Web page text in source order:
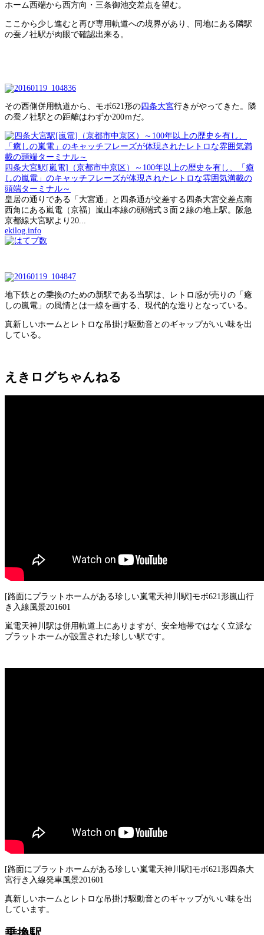
ホーム西端から西方向・三条御池交差点を望む。
ここから少し進むと再び専用軌道への境界があり、同地にある隣駅
の蚕ノ社駅が肉眼で確認出来る。
その西側併用軌道から、モボ621形の四条大宮行きがやってきた。隣
の蚕ノ社駅との距離はわずか200ｍだ。
四条大宮駅[嵐電]（京都市中京区）～100年以上の歴史を有し、「癒
しの嵐電」のキャッチフレーズが体現されたレトロな雰囲気満載の
頭端ターミナル～
皇居の通りである「大宮通」と四条通が交差する四条大宮交差点南
西角にある嵐電（京福）嵐山本線の頭端式３面２線の地上駅。阪急
京都線大宮駅より20...
ekilog.info
地下鉄との乗換のための新駅である当駅は、レトロ感が売りの「癒
しの嵐電」の風情とは一線を画する、現代的な造りとなっている。
真新しいホームとレトロな吊掛け駆動音とのギャップがいい味を出
している。
えきログちゃんねる
[路面にプラットホームがある珍しい嵐電天神川駅]モボ621形嵐山行
き入線風景201601
嵐電天神川駅は併用軌道上にありますが、安全地帯ではなく立派な
プラットホームが設置された珍しい駅です。
[路面にプラットホームがある珍しい嵐電天神川駅]モボ621形四条大
宮行き入線発車風景201601
真新しいホームとレトロな吊掛け駆動音とのギャップがいい味を出
しています。